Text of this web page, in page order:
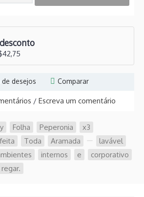
de desejos Comparar
/ Escreva um comentário
Folha Peperonia x3
Toda Aramada lavável
internos e corporativo
regar.